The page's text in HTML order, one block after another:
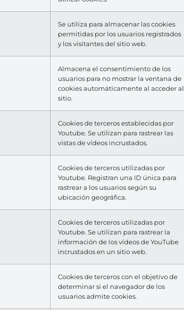
Se utiliza para almacenar las cookies
permitidas por los usuarios registrados
y los visitantes del sitio web.
Almacena el consentimiento de los
usuarios para no mostrar la ventana de
cookies automáticamente al acceder al
sitio.
Cookies de terceros establecidas por
Youtube. Se utilizan para rastrear las
vistas de vídeos incrustados.
Cookies de terceros utilizadas por
Youtube. Registran una ID única para
rastrear a los usuarios según su
ubicación geográfica.
Cookies de terceros utilizadas por
Youtube. Se utilizan para rastrear la
información de los vídeos de YouTube
incrustados en un sitio web.
Cookies de terceros con el objetivo de
determinar si el navegador de los
usuarios admite cookies.